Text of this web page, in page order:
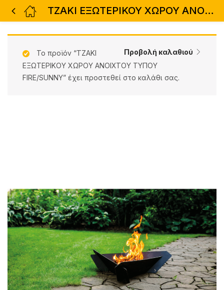
ΤΖΑΚΙ ΕΞΩΤΕΡΙΚΟΥ ΧΩΡΟΥ ΑΝΟΙΧΤΟΥ ΤΥΠΟΥ FIRE/TRIANGLE
Προβολή καλαθιού
Το προϊόν “ΤΖΑΚΙ
ΕΞΩΤΕΡΙΚΟΥ ΧΩΡΟΥ ΑΝΟΙΧΤΟΥ ΤΥΠΟΥ
FIRE/SUNNY” έχει προστεθεί στο καλάθι σας.